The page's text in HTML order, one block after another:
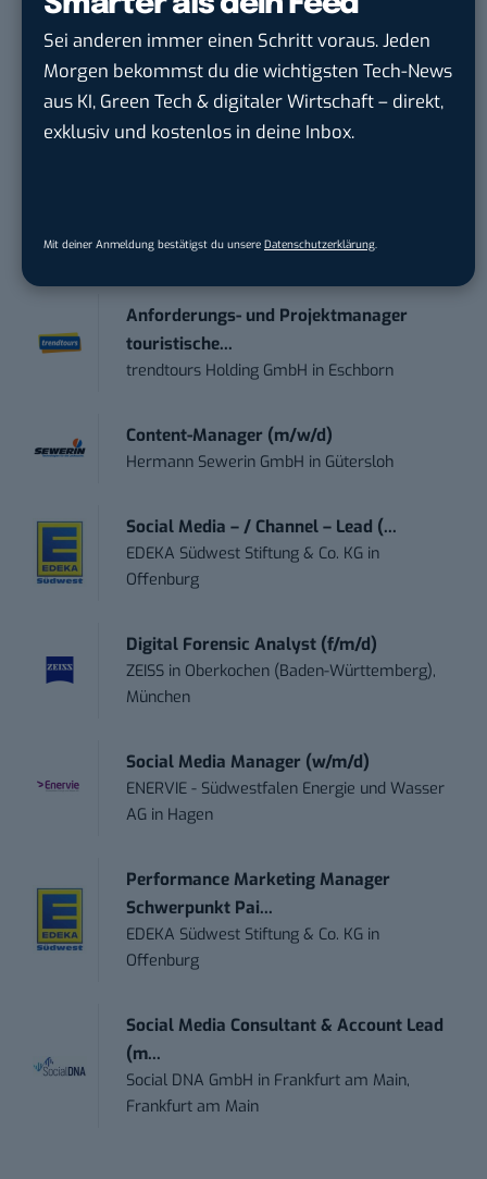
Sei anderen immer einen Schritt voraus. Jeden
Morgen bekommst du die wichtigsten Tech-News
aus KI, Green Tech & digitaler Wirtschaft – direkt,
exklusiv und kostenlos in deine Inbox.
Mit deiner Anmeldung bestätigst du unsere Datenschutzerklärung.
Tag UPDATE, unser Tech-Briefing mit den
wichtigsten News des Tages – und sichern sich
damit ihren Vorsprung.Hier kannst du dich
kostenlos anmelden.
moveUP Media GmbHinDüsseldorf
Anforderungs- und Projektmanager
touristische...
trendtours Holding GmbH in Eschborn
Content-Manager (m/w/d)
Hermann Sewerin GmbH in Gütersloh
Social Media – / Channel – Lead (...
EDEKA Südwest Stiftung & Co. KG in
Offenburg
Digital Forensic Analyst (f/m/d)
ZEISS in Oberkochen (Baden-Württemberg),
München
Social Media Manager (w/m/d)
ENERVIE - Südwestfalen Energie und Wasser
AG in Hagen
Performance Marketing Manager
Schwerpunkt Pai...
EDEKA Südwest Stiftung & Co. KG in
Offenburg
Social Media Consultant & Account Lead
(m...
Social DNA GmbH in Frankfurt am Main,
Frankfurt am Main